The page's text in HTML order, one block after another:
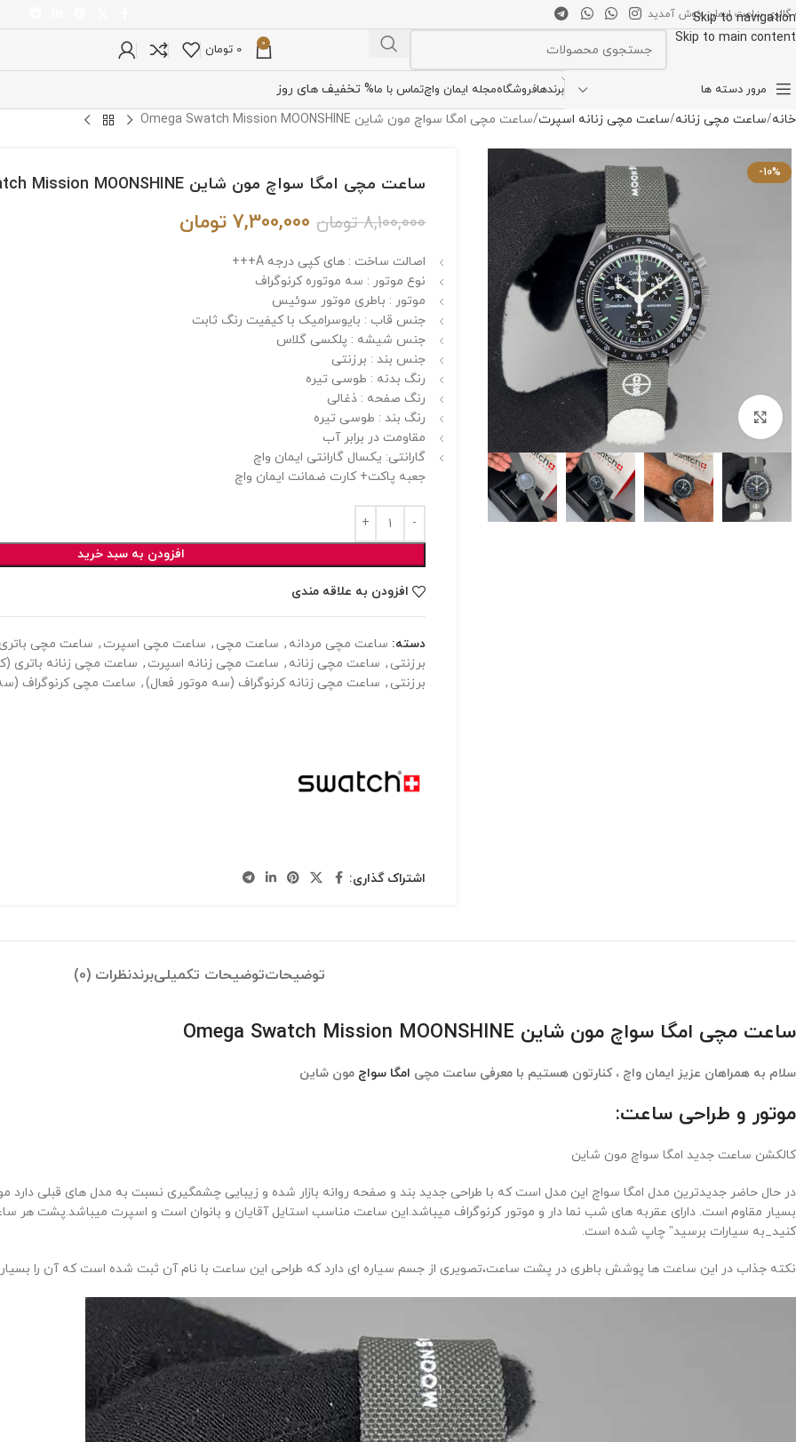
Skip to navigation
Skip to main content
گالری ساعت ایمان خوش آمدید
0
0 تومان
مرور دسته ها برندهافروشگاهمجله ایمان واچتماس با ما% تخفیف های روز
خانه ساعت مچی زنانه ساعت مچی زنانه اسپرت ساعت مچی امگا سواچ مون شاین Omega Swatch Mission MOONSHINE
-10%
برای بزرگنمایی کلیک کنید
ساعت مچی امگا سواچ مون شاین Omega Swatch Mission MOONSHINE
8,100,000 تومان 7,300,000 تومان
اصالت ساخت : های کپی درجه A+++
نوع موتور : سه موتوره کرنوگراف
موتور : باطری موتور سوئیس
جنس قاب : بایوسرامیک با کیفیت رنگ ثابت
جنس شیشه : پلکسی گلاس
جنس بند : برزنتی
رنگ بدنه : طوسی تیره
رنگ صفحه : ذغالی
رنگ بند : طوسی تیره
مقاومت در برابر آب
گارانتی: یکسال گارانتی ایمان واچ
جعبه پاکت+ کارت ضمانت ایمان واچ
افزودن به سبد خرید
افزودن به علاقه مندی
دسته: ساعت مچی مردانه , ساعت مچی , ساعت مچی اسپرت , ساعت مچی باتری
برزنتی , ساعت مچی زنانه , ساعت مچی زنانه اسپرت , ساعت مچی زنانه باتری
برزنتی , ساعت مچی زنانه کرنوگراف (سه موتور فعال), ساعت مچی کرنوگراف
اشتراک گذاری:
توضیحاتتوضیحات تکمیلیبرندنظرات (0)
ساعت مچی امگا سواچ مون شاین Omega Swatch Mission MOONSHINE
سلام به همراهان عزیز ایمان واچ ، کنارتون هستیم با معرفی ساعت مچی امگا سواچ مون شاین
موتور و طراحی ساعت:
کالکشن ساعت جدید امگا سواچ مون شاین
در حال حاضر جدیدترین مدل امگا سواچ این مدل است که با طراحی جدید بند و صفحه روانه بازار شده و زیبایی چشمگیری نسبت به مدل های قبلی دارد
بسیار مقاوم است. دارای عقربه های شب نما دار و موتور کرنوگراف میباشد.این ساعت مناسب استایل آقایان و بانوان است و اسپرت میباشد.پشت هر
کنید_به سیارات برسید” چاپ شده است.
نکته جذاب در این ساعت ها پوشش باطری در پشت ساعت،تصویری از جسم سیاره ای دارد که طراحی این ساعت با نام آن ثبت شده است که آن را بسیار